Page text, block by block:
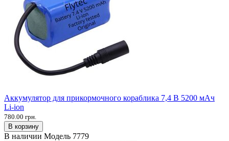
Аккумулятор для прикормочного кораблика 7,4 В 5200 мАч
Li-ion
780.00 грн.
В корзину
В наличии Модель 7779